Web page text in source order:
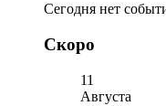
Сегодня нет
Скоро
11
Августа